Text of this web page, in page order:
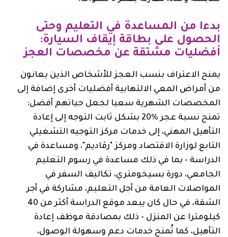
بدءا من المساعدة في التعليم وحتى
الحصول على بطاقة إيقاف السيارة:
أفضليات مشتقة عن مخصصات العجز
يمنح الاعتراف بنسب العجز للأشخاص الذين يعانون
من أمراض المعي الالتهابية أفضليات أخرى إضافة إلى
المخصصات الشهرية سعيا لجعل حياتهم أفضل:
تمنح نسبة عجر %20 بشكل ثابت التوجه إلى إعادة
التأهيل المهني، إلى خدمات مركز التوجيه التشغيلي
التابع لوزارة الاقتصاد ومركز "رڤاديم"، ومساعدة في
الدراسة - بما في ذلك مساعدة في رسوم التعليم
الجامعي، دورة بسيخومتري، تكاليف السفر في
المواصلات العامة من أجل التعليم، مشاركة في أجر
الشقة، في حال كان يبعد موقع الدراسة أكثر من 40
كيلومترا عن المنزل - ذلك بمصادقة موظف إعادة
التأهيل، كما تُمنح خدمات دعم وسهولة الوصول،